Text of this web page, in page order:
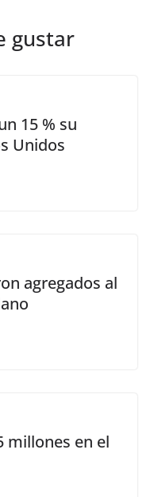
gustar
15 % su
Unidos
agregados al
millones en el